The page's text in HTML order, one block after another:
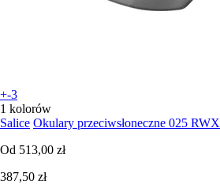
+-3
1 kolorów
Salice Okulary przeciwsłoneczne 025 RWX
Od 513,00 zł
387,50 zł